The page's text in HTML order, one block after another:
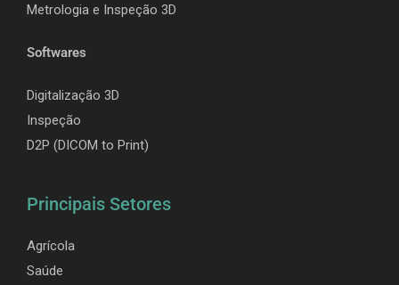
Metrologia e Inspeção 3D
Softwares
Digitalização 3D
Inspeção
D2P (DICOM to Print)
Principais Setores
Agrícola
Saúde